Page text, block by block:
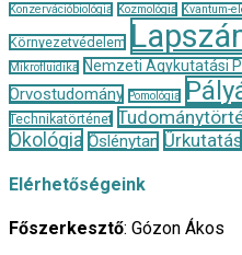
Konzervációbiológia Kozmológia Kvantum-
Környezetvédelem
Mikrofluidika
Nemzeti Agykutatási
Orvostudomány Pomológia
Technikatörténet
Ökológia Őslénytan Űrkutatás
Elérhetőségeink
Főszerkesztő: Gózon Ákos